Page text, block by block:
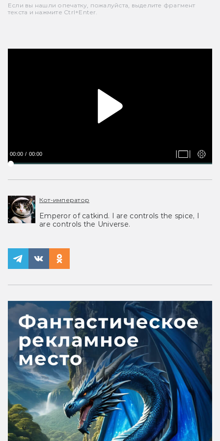
Если вы нашли опечатку, пожалуйста, выделите фрагмент
текста и нажмите Ctrl+Enter.
00:00 00:00
Кот-император
Emperor of catkind. I are controls the spice, I
are controls the Universe.